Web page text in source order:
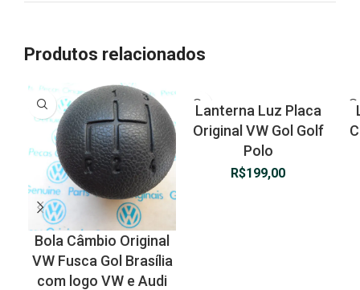
Produtos relacionados
Bola Câmbio Original
VW Fusca Gol Brasília
com logo VW e Audi
Lanterna Luz Placa
Original VW Gol Golf
Polo
R$199,00